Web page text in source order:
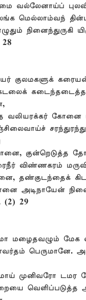
வல்லேனாய்ப்
மெல்லாம்வந்
நினைந்துருகி
குலமகளுக்
வலியரக்கர் கோனை
குன்றெடுத்த
விண்ணகரம்
தண்குடந்தைக்
அடிநாயேன்
29
மழைதவழும்
பெருமானே.
முனிவரோ டமர
வெளிப்படுத்த